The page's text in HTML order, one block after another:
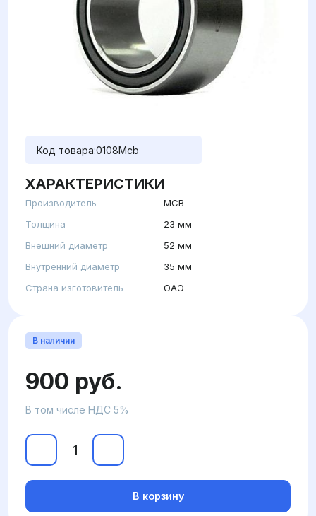
Код товара:0108Mcb
ХАРАКТЕРИСТИКИ
Производитель
MCB
Толщина
23 мм
Внешний диаметр
52 мм
Внутренний диаметр
35 мм
Страна изготовитель
ОАЭ
В наличии
900 руб.
В том числе НДС 5%
В корзину